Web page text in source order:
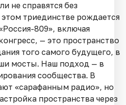
не справятся без
триединстве рождается
809», включая
— это пространство
того самого будущего, в
мосты. Наш подход — в
сообщества. В
«сарафанным радио», но
пространства через